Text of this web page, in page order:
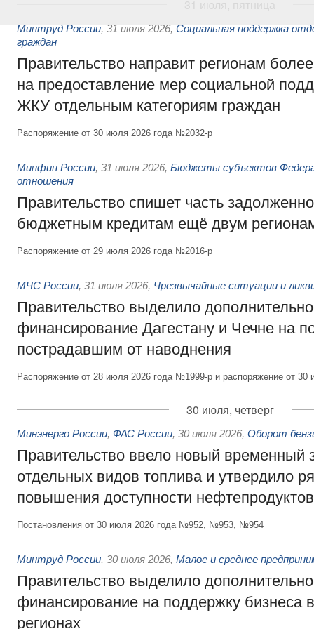
Минтруд России, 31 июля 2026, Социальная поддержка
граждан
Правительство направит регионам
на предоставление мер социальной
ЖКУ отдельным категориям граждан
Распоряжение от 30 июля 2026 года №2032-р
Минфин России, 31 июля 2026, Бюджеты субъектов
отношения
Правительство спишет часть
бюджетным кредитам ещё двум
Распоряжение от 29 июля 2026 года №2016-р
МЧС России, 31 июля 2026, Чрезвычайные ситуации и
Правительство выделило
финансирование Дагестану и Чечне на
пострадавшим от наводнения
Распоряжение от 28 июля 2026 года №1999-р и распоряжение от
30 июля, четверг
Минэнерго России, ФАС России, 30 июля 2026, Оборот
Правительство ввело новый временный
отдельных видов топлива и утвердило
повышения доступности нефтепродуктов
Постановления от 30 июля 2026 года №952, №953, №954
Минтруд России, 30 июля 2026, Малое и среднее
Правительство выделило
финансирование на поддержку бизнеса
регионах